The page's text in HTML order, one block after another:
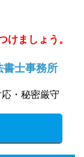
けましょう。
書士事務所
・秘密厳守